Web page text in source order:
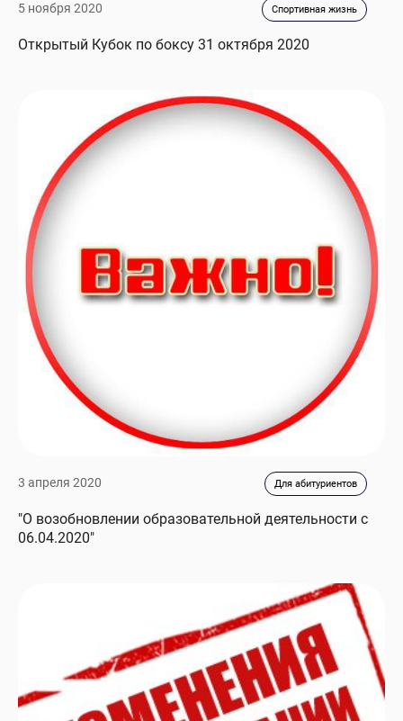
5 ноября 2020 Спортивная жизнь
Открытый Кубок по боксу 31 октября 2020
3 апреля 2020 Для абитуриентов
"О возобновлении образовательной деятельности с
06.04.2020"